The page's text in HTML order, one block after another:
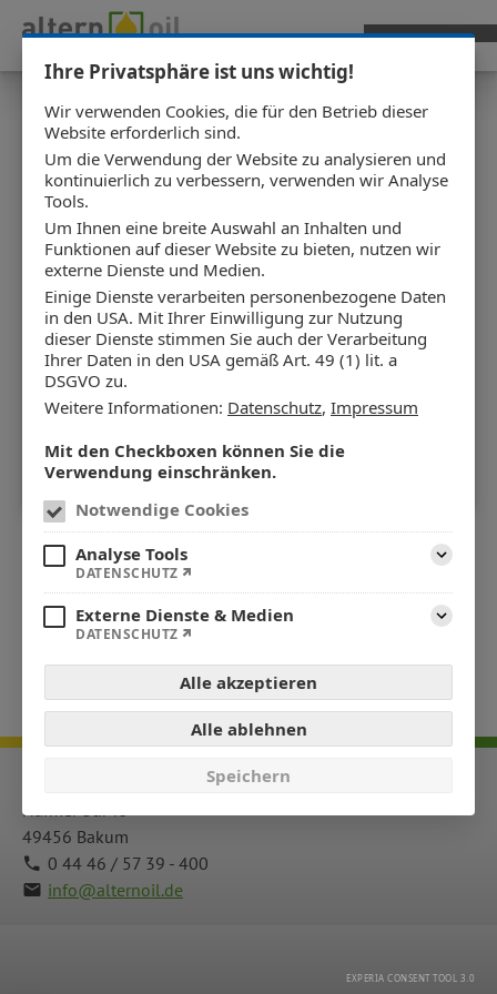
Harmer Str. 43
49456 Bakum
0 44 46 / 57 39 - 400
info@alternoil.de
Ihre Privatsphäre ist uns wichtig!
Wir verwenden Cookies, die für den Betrieb dieser
Website erforderlich sind.
Um die Verwendung der Website zu analysieren und
kontinuierlich zu verbessern, verwenden wir Analyse
Tools.
Um Ihnen eine breite Auswahl an Inhalten und
Funktionen auf dieser Website zu bieten, nutzen wir
externe Dienste und Medien.
Einige Dienste verarbeiten personenbezogene Daten
in den USA. Mit Ihrer Einwilligung zur Nutzung
dieser Dienste stimmen Sie auch der Verarbeitung
Ihrer Daten in den USA gemäß Art. 49 (1) lit. a
DSGVO zu.
Weitere Informationen: Datenschutz, Impressum
Mit den Checkboxen können Sie die
Verwendung einschränken.
Notwendige Cookies
Analyse Tools
DATENSCHUTZ
Externe Dienste & Medien
DATENSCHUTZ
Alle akzeptieren
Alle ablehnen
Speichern
Please select your desired language